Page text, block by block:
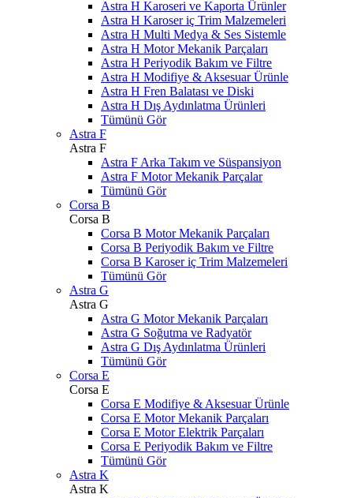
Astra H Karoseri ve Kaporta Ürünler
Astra H Karoser iç Trim Malzemeleri
Astra H Multi Medya & Ses Sistemle
Astra H Motor Mekanik Parçaları
Astra H Periyodik Bakım ve Filtre
Astra H Modifiye & Aksesuar Ürünle
Astra H Fren Balatası ve Diski
Astra H Dış Aydınlatma Ürünleri
Tümünü Gör
Astra F
Astra F
Astra F Arka Takım ve Süspansiyon
Astra F Motor Mekanik Parçalar
Tümünü Gör
Corsa B
Corsa B
Corsa B Motor Mekanik Parçaları
Corsa B Periyodik Bakım ve Filtre
Corsa B Karoser iç Trim Malzemeleri
Tümünü Gör
Astra G
Astra G
Astra G Motor Mekanik Parçaları
Astra G Soğutma ve Radyatör
Astra G Dış Aydınlatma Ürünleri
Tümünü Gör
Corsa E
Corsa E
Corsa E Modifiye & Aksesuar Ürünle
Corsa E Motor Mekanik Parçaları
Corsa E Motor Elektrik Parçaları
Corsa E Periyodik Bakım ve Filtre
Tümünü Gör
Astra K
Astra K